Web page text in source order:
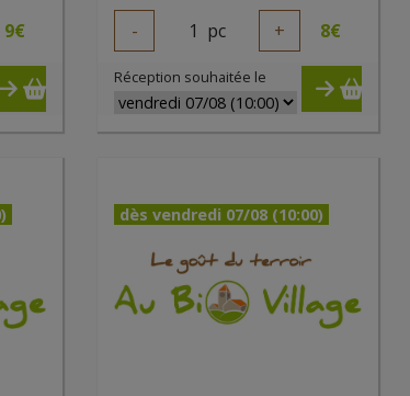
9€ - 1 pc + 8€
Réception souhaitée le
dès vendredi 07/08 (10:00)